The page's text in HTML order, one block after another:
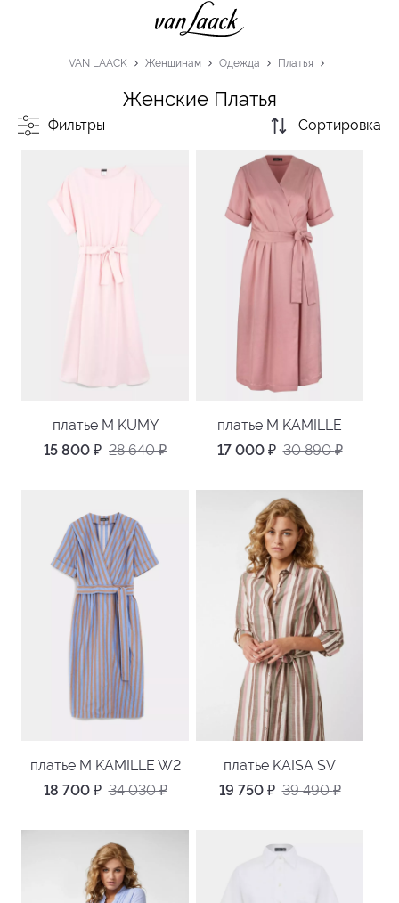
VAN LAACK Женщинам Одежда Платья
Женские Платья
Фильтры Сортировка
платье M KUMY
15 800 ₽ 28 640₽
платье M KAMILLE
17 000 ₽ 30 890₽
платье M KAMILLE W2
18 700 ₽ 34 030₽
платье KAISA SV
19 750 ₽ 39 490₽